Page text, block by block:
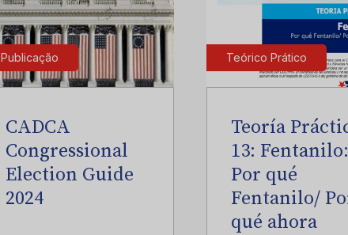
Publicação
CADCA
Congressional
Election Guide
2024
Teórico Prático
Teoría
13: Fentanilo:
Por qué
Fentanilo/
qué ahora